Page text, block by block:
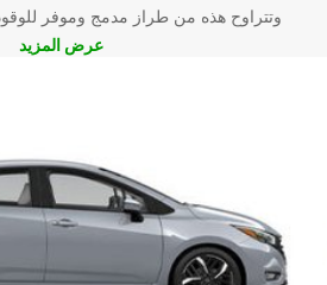
وتتراوح هذه من طراز مدمج وموفر
عرض المزيد